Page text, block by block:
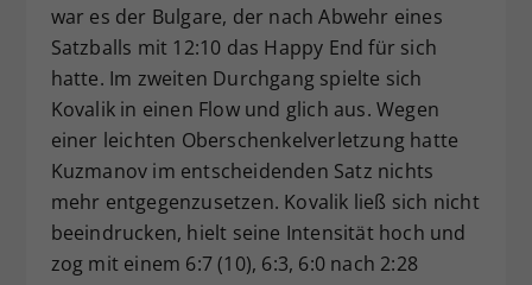
war es der Bulgare, der nach Abwehr eines
Satzballs mit 12:10 das Happy End für sich
hatte. Im zweiten Durchgang spielte sich
Kovalik in einen Flow und glich aus. Wegen
einer leichten Oberschenkelverletzung hatte
Kuzmanov im entscheidenden Satz nichts
mehr entgegenzusetzen. Kovalik ließ sich nicht
beeindrucken, hielt seine Intensität hoch und
zog mit einem 6:7 (10), 6:3, 6:0 nach 2:28